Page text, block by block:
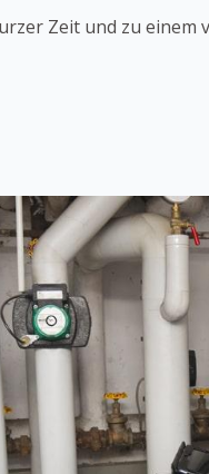
Zeit und zu einem